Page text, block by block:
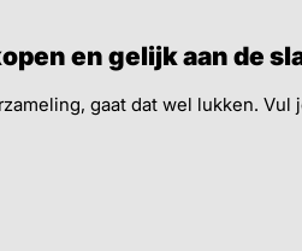
en gelijk aan de
gaat dat wel lukken.